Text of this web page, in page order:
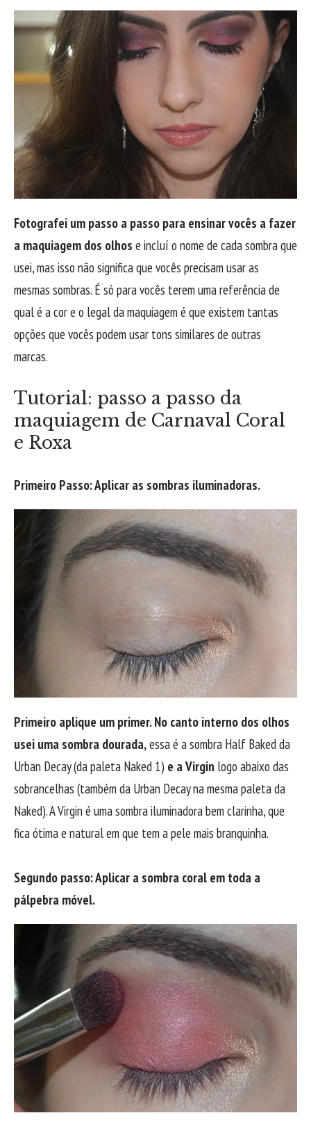
Fotografei um passo a passo para ensinar vocês a fazer
a maquiagem dos olhos e incluí o nome de cada sombra que
usei, mas isso não significa que vocês precisam usar as
mesmas sombras. É só para vocês terem uma referência de
qual é a cor e o legal da maquiagem é que existem tantas
opções que vocês podem usar tons similares de outras
marcas.
Tutorial: passo a passo da
maquiagem de Carnaval Coral
e Roxa
Primeiro Passo: Aplicar as sombras iluminadoras.
Primeiro aplique um primer. No canto interno dos olhos
usei uma sombra dourada,essa é a sombra Half Baked da
Urban Decay (da paleta Naked 1) e a Virgin logo abaixo das
sobrancelhas (também da Urban Decay na mesma paleta da
Naked). A Virgin é uma sombra iluminadora bem clarinha, que
fica ótima e natural em que tem a pele mais branquinha.
Segundo passo: Aplicar a sombra coral em toda a
pálpebra móvel.